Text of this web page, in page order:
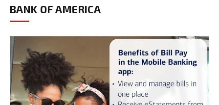
BANK OF AMERICA